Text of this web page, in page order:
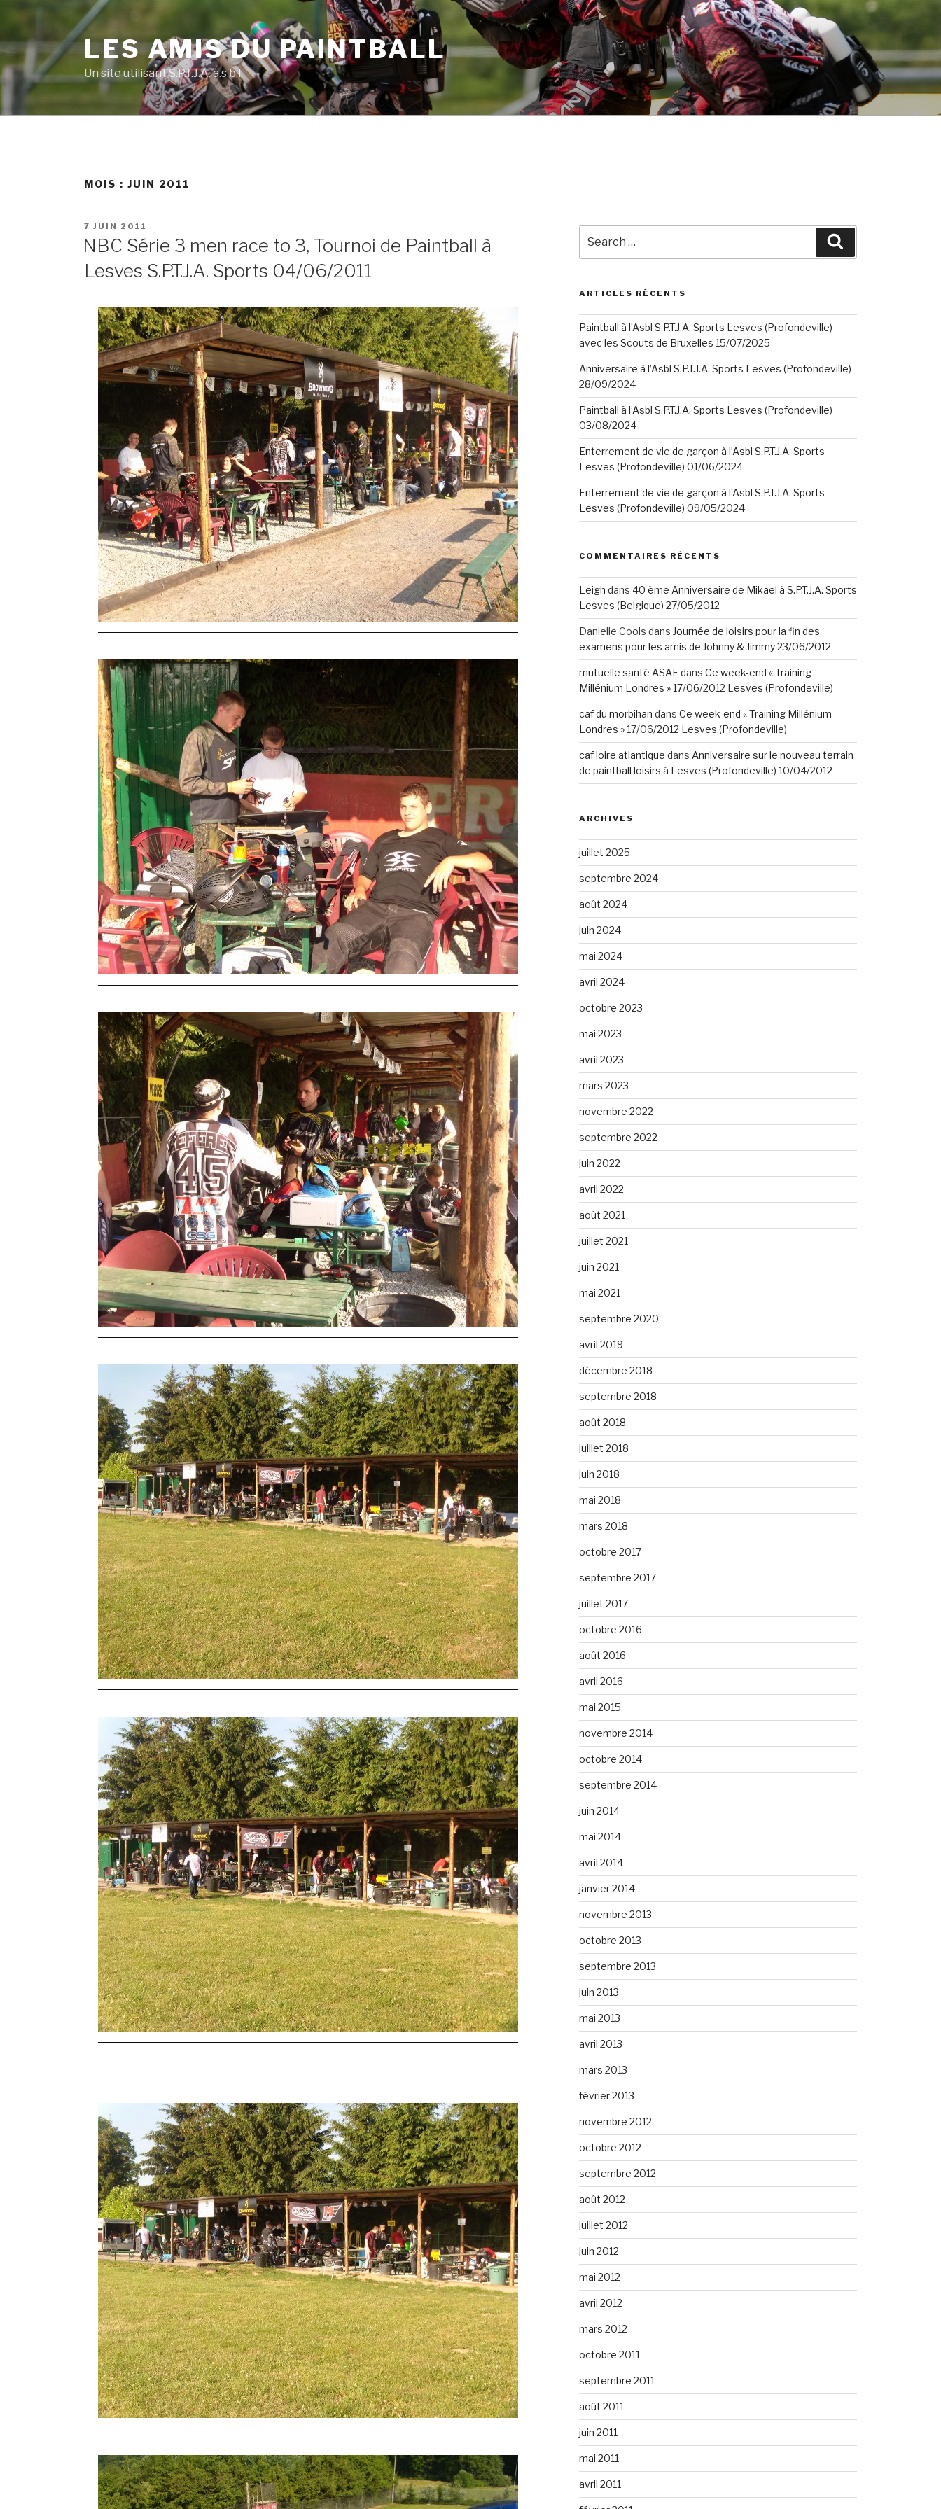
content
LES AMIS DU PAINTBALL
Un site utilisant S.P.T.J.A. a.s.b.l.
MOIS : JUIN 2011
POSTED
7 JUIN 2011
NBC Série 3 men race to 3, Tournoi de Paintball à
Lesves S.P.T.J.A. Sports 04/06/2011
for:
ARTICLES RÉCENTS
Paintball à l’Asbl S.P.T.J.A. Sports Lesves (Profondeville)
avec les Scouts de Bruxelles 15/07/2025
Anniversaire à l’Asbl S.P.T.J.A. Sports Lesves (Profondeville)
28/09/2024
Paintball à l’Asbl S.P.T.J.A. Sports Lesves (Profondeville)
03/08/2024
Enterrement de vie de garçon à l’Asbl S.P.T.J.A. Sports
Lesves (Profondeville) 01/06/2024
Enterrement de vie de garçon à l’Asbl S.P.T.J.A. Sports
Lesves (Profondeville) 09/05/2024
COMMENTAIRES RÉCENTS
Leigh dans 40 ème Anniversaire de Mikael à S.P.T.J.A. Sports
Lesves (Belgique) 27/05/2012
Danielle Cools dans Journée de loisirs pour la fin des
examens pour les amis de Johnny & Jimmy 23/06/2012
mutuelle santé ASAFdans Ce week-end « Training
Millénium Londres » 17/06/2012 Lesves (Profondeville)
caf du morbihan dans Ce week-end « Training Millénium
Londres » 17/06/2012 Lesves (Profondeville)
caf loire atlantique dans Anniversaire sur le nouveau terrain
de paintball loisirs á Lesves (Profondeville) 10/04/2012
ARCHIVES
juillet 2025
septembre 2024
août 2024
juin 2024
mai 2024
avril 2024
octobre 2023
mai 2023
avril 2023
mars 2023
novembre 2022
septembre 2022
juin 2022
avril 2022
août 2021
juillet 2021
juin 2021
mai 2021
septembre 2020
avril 2019
décembre 2018
septembre 2018
août 2018
juillet 2018
juin 2018
mai 2018
mars 2018
octobre 2017
septembre 2017
juillet 2017
octobre 2016
août 2016
avril 2016
mai 2015
novembre 2014
octobre 2014
septembre 2014
juin 2014
mai 2014
avril 2014
janvier 2014
novembre 2013
octobre 2013
septembre 2013
juin 2013
mai 2013
avril 2013
mars 2013
février 2013
novembre 2012
octobre 2012
septembre 2012
août 2012
juillet 2012
juin 2012
mai 2012
avril 2012
mars 2012
octobre 2011
septembre 2011
août 2011
juin 2011
mai 2011
avril 2011